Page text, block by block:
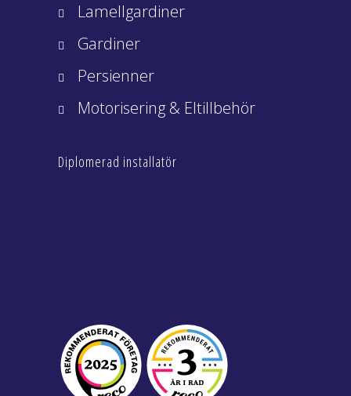
Lamellgardiner
Gardiner
Persienner
Motorisering & Eltillbehör
Diplomerad installatör